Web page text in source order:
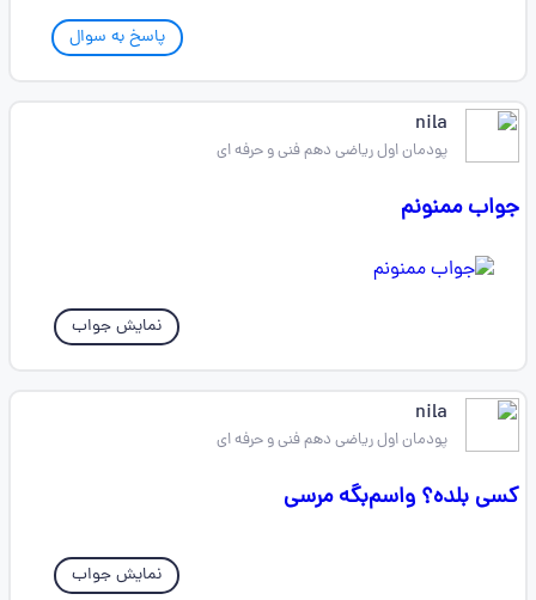
پاسخ به سوال
nila
پودمان اول ریاضی دهم فنی و حرفه ای
جواب ممنونم
نمایش جواب
nila
پودمان اول ریاضی دهم فنی و حرفه ای
کسی بلده؟ واسم‌بگه مرسی
نمایش جواب